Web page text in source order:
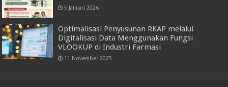
5 Januari 2026
Optimalisasi Penyusunan RKAP melalui
Digitalisasi Data Menggunakan Fungsi
VLOOKUP di Industri Farmasi
11 November 2025